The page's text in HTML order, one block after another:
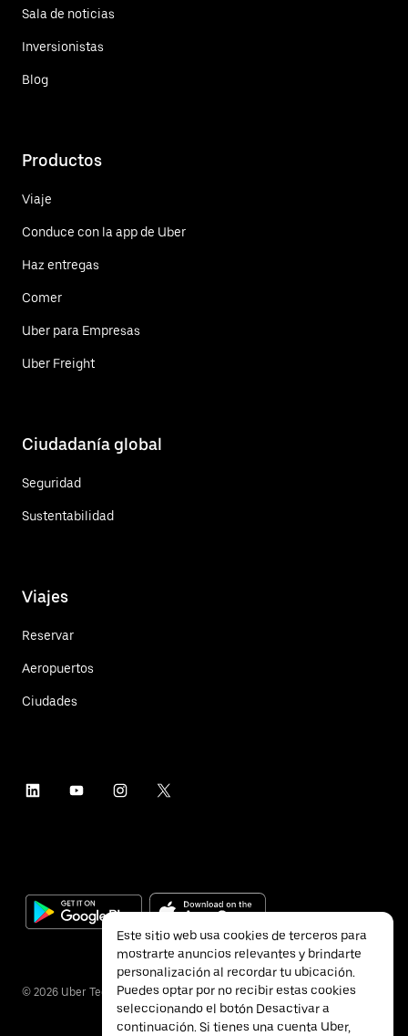
Sala de noticias
Inversionistas
Blog
Productos
Viaje
Conduce con la app de Uber
Haz entregas
Comer
Uber para Empresas
Uber Freight
Ciudadanía global
Seguridad
Sustentabilidad
Viajes
Reservar
Aeropuertos
Ciudades
© 2026 Uber Technologies Inc.
Este sitio web usa cookies de terceros para
mostrarte anuncios relevantes y brindarte
personalización al recordar tu ubicación.
Puedes optar por no recibir estas cookies
seleccionando el botón Desactivar a
continuación. Si tienes una cuenta Uber,